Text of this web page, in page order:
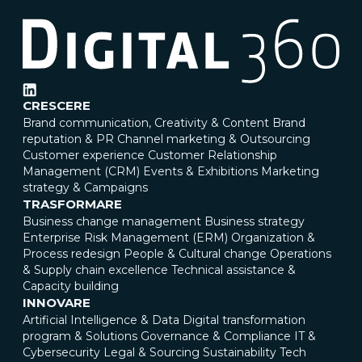
CRESCERE
Brand communication, Creativity & Content Brand
reputation & PR Channel marketing & Outsourcing
Customer experience Customer Relationship
Management (CRM) Events & Exhibitions Marketing
strategy & Campaigns
TRASFORMARE
Business change management Business strategy
Enterprise Risk Management (ERM) Organization &
Process redesign People & Cultural change Operations
& Supply chain excellence Technical assistance &
Capacity building
INNOVARE
Artificial Intelligence & Data Digital transformation
program & Solutions Governance & Compliance IT &
Cybersecurity Legal & Sourcing Sustainability Tech